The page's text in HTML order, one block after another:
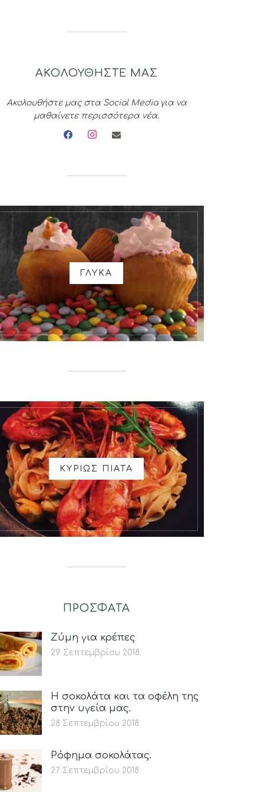
ΑΚΟΛΟΥΘΗΣΤΕ ΜΑΣ
Ακολουθήστε μας στα Social Media για να
μαθαίνετε περισσότερα νέα.
facebookinstagramenvelope
ΓΛΥΚΑ
ΚΥΡΙΩΣ ΠΙΑΤΑ
ΠΡΟΣΦΑΤΑ
Ζύμη για κρέπες
29 Σεπτεμβρίου 2018
Η σοκολάτα και τα οφέλη της
στην υγεία μας.
28 Σεπτεμβρίου 2018
Ρόφημα σοκολάτας.
27 Σεπτεμβρίου 2018